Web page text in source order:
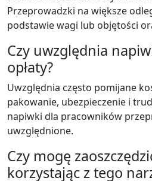
Przeprowadzki na większe
podstawie wagi lub objętości
Czy uwzględnia
opłaty?
Uwzględnia często pomijane
pakowanie, ubezpieczenie i
napiwki dla pracowników
uwzględnione.
Czy mogę
korzystając z tego